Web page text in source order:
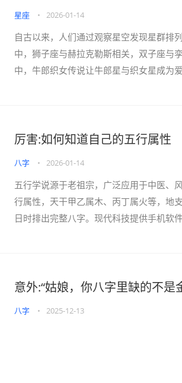
星座 • 2026-01-14
自古以来，人们通过观察星空发现星群排
中，狮子座与赫拉克勒斯相关，双子座与
中，牛郎织女传说让牛郎星与织女星成为
厉害:如何知道自己的五行属性
八字 • 2026-01-14
五行学说源于老祖宗，广泛应用于中医、
行属性，天干甲乙属木、丙丁属火等，地
日时排出完整八字。现代科技提供手机软
意外:“姑娘，你八字里缺的不是
八字 • 2025-12-13